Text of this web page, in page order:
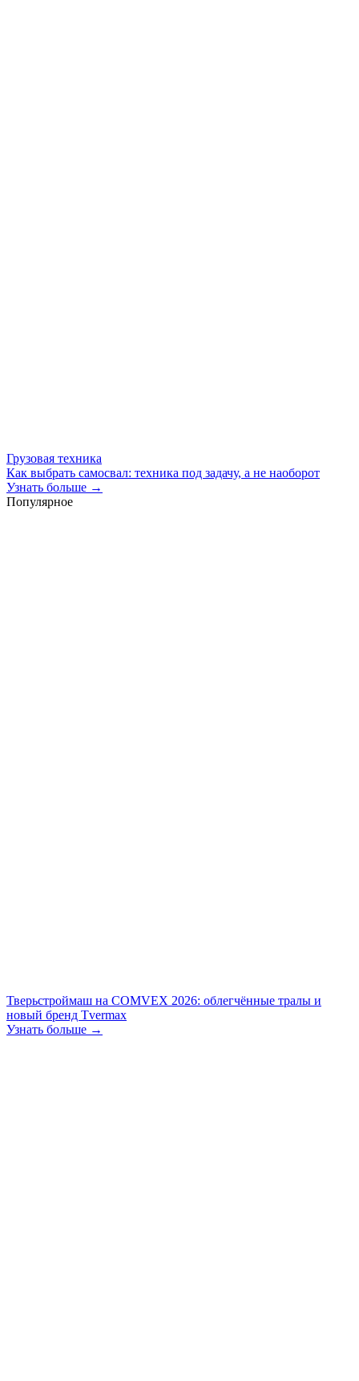
Грузовая техника
Как выбрать самосвал: техника под задачу, а не наоборот
Узнать больше →
Популярное
Тверьстроймаш на COMVEX 2026: облегчённые тралы и
новый бренд Tvermax
Узнать больше →